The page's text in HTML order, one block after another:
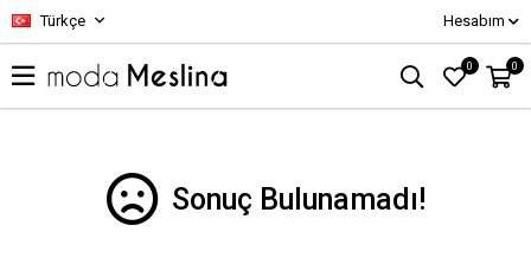
Türkçe Hesabım
0 0
Sonuç Bulunamadı!